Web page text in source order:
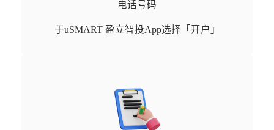
电话号码
于uSMART 盈立智投App选择「开户」